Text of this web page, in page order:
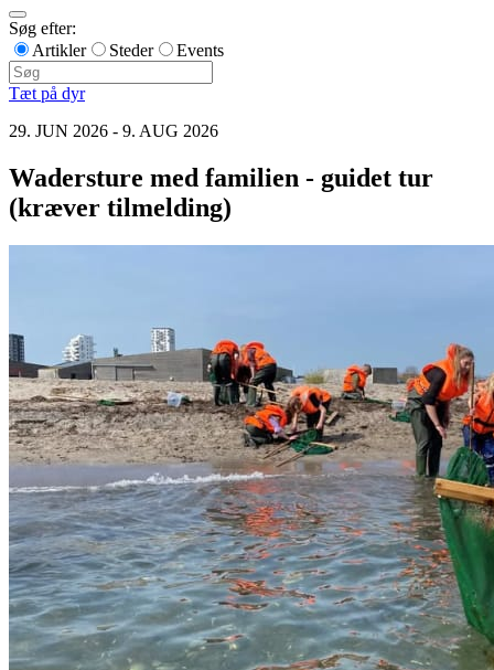
Søg efter:
Artikler
Steder Events
Tæt på dyr
29. JUN 2026 - 9. AUG 2026
Wadersture med familien - guidet tur
(kræver tilmelding)